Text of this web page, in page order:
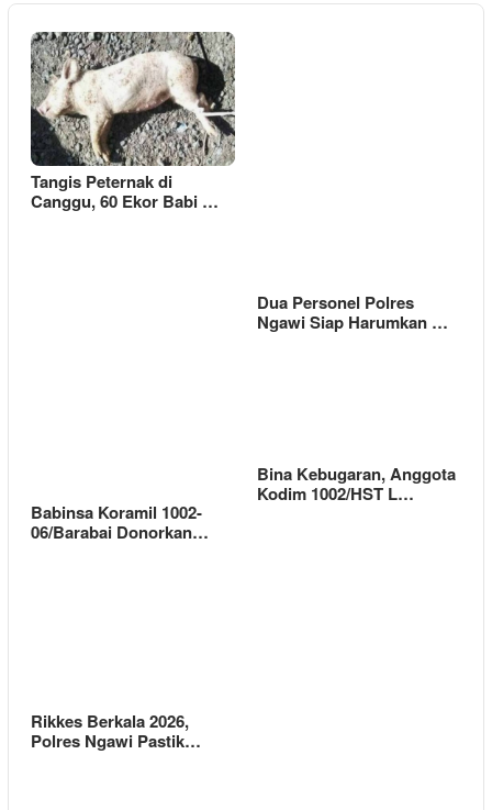
Tangis Peternak di
Canggu, 60 Ekor Babi …
Dua Personel Polres
Ngawi Siap Harumkan …
Babinsa Koramil 1002-
06/Barabai Donorkan…
Bina Kebugaran, Anggota
Kodim 1002/HST L…
Rikkes Berkala 2026,
Polres Ngawi Pastik…